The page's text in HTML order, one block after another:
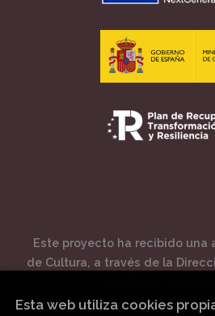
Este proyecto ha recibido una
de Cultura, a través de la
Esta web utiliza cookies